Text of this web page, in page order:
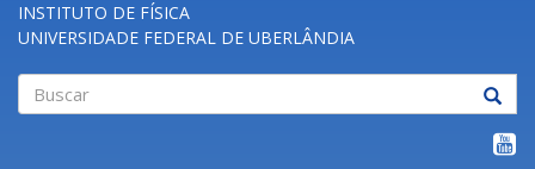
INSTITUTO DE FÍSICA
UNIVERSIDADE FEDERAL DE UBERLÂNDIA